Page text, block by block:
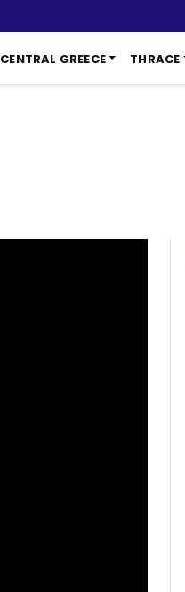
CENTRAL GREECE THRACE